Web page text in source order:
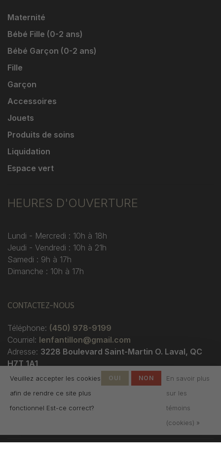
Maternité
Bébé Fille (0-2 ans)
Bébé Garçon (0-2 ans)
Fille
Garçon
Accessoires
Jouets
Produits de soins
Liquidation
Espace vert
HEURES D'OUVERTURE
Lundi - Mercredi : 10h à 18h
Jeudi - Vendredi : 10h à 21h
Samedi : 9h à 17h
Dimanche : 10h à 17h
CONTACTEZ-NOUS
Téléphone: (450) 978-9199
Courriel: lenfantillon@gmail.com
Adresse: 3228 Boulevard Saint-Martin O. Laval, QC
H7T 1A1
Veuillez accepter les cookies
afin de rendre ce site plus
fonctionnel Est-ce correct?
OUI NON
En savoir plus
sur les
témoins
(cookies) »